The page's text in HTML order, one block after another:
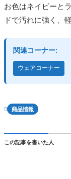
お色はネイビーと
ドで汚れに強く、
関連コーナー:
ウェアコーナー
 商品情報
この記事を書いた人